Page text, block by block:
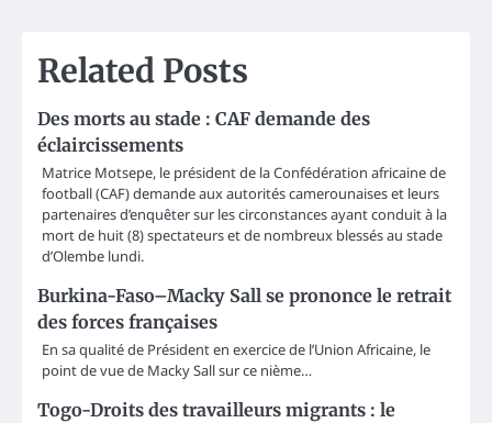
Related Posts
Des morts au stade : CAF demande des
éclaircissements
Matrice Motsepe, le président de la Confédération africaine de
football (CAF) demande aux autorités camerounaises et leurs
partenaires d’enquêter sur les circonstances ayant conduit à la
mort de huit (8) spectateurs et de nombreux blessés au stade
d’Olembe lundi.
Burkina-Faso–Macky Sall se prononce le retrait
des forces françaises
En sa qualité de Président en exercice de l’Union Africaine, le
point de vue de Macky Sall sur ce nième…
Togo-Droits des travailleurs migrants : le